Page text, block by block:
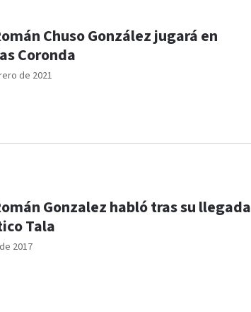
de 2021
Chuso González jugará en
Coronda
2017
Gonzalez habló tras su llegada
Tala